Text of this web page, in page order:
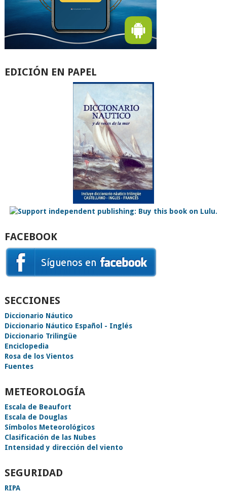
EDICIÓN EN PAPEL
FACEBOOK
SECCIONES
Diccionario Náutico
Diccionario Náutico Español - Inglés
Diccionario Trilingüe
Enciclopedia
Rosa de los Vientos
Fuentes
METEOROLOGÍA
Escala de Beaufort
Escala de Douglas
Símbolos Meteorológicos
Clasificación de las Nubes
Intensidad y dirección del viento
SEGURIDAD
RIPA